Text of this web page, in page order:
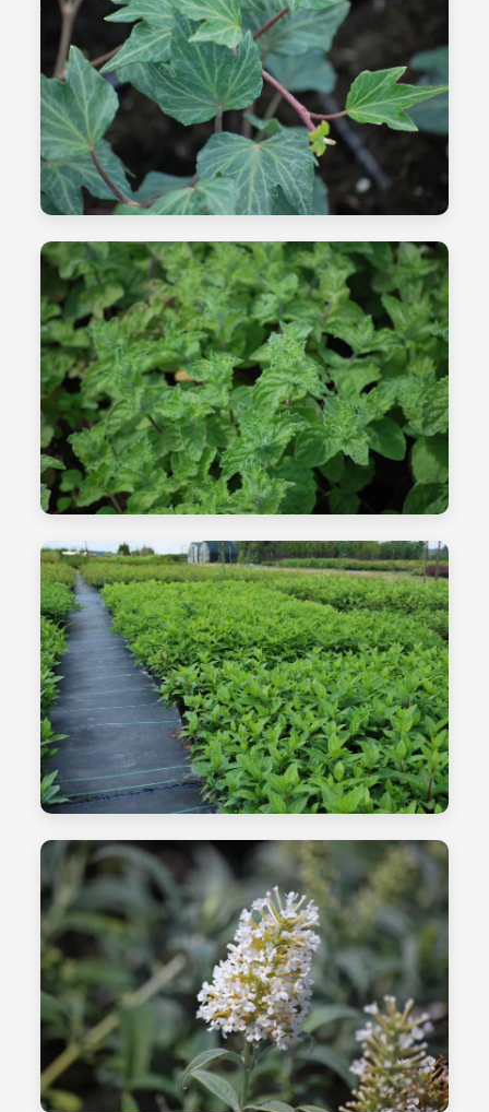
الشتلات - الصورة 06
أعمال الصيانة
الشتلات - الصورة 07
النقل والتعبئة والتغليف
الشتلات - الصورة 08
التحضير للبيع